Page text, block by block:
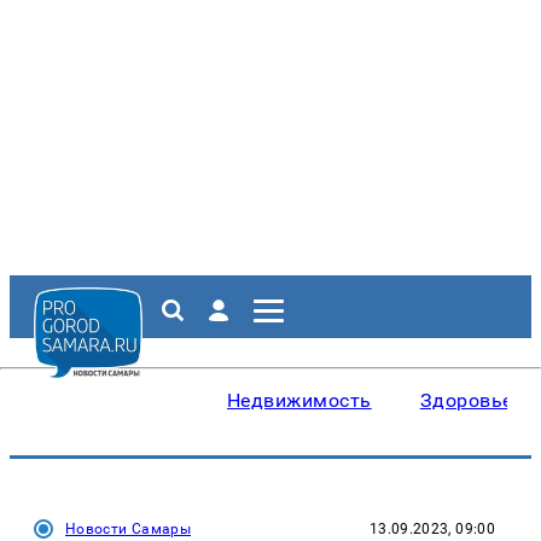
Недвижимость Здоровье
Новости Самары 13.09.2023, 09:00